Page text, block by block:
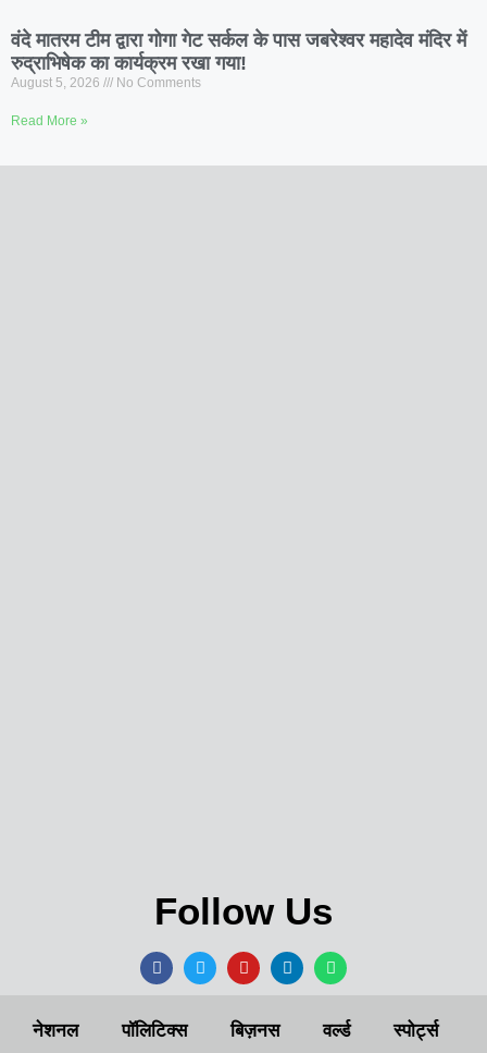
वंदे मातरम टीम द्वारा गोगा गेट सर्कल के पास जबरेश्वर महादेव मंदिर में
रुद्राभिषेक का कार्यक्रम रखा गया!
August 5, 2026 No Comments
Read More »
Follow Us
नेशनल पॉलिटिक्स बिज़नस वर्ल्ड स्पोर्ट्स